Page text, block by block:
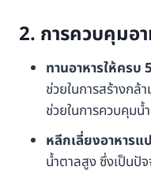
2. การควบคุมอ
ทานอาหารให้ครบ
ช่วยในการสร้างกล้
ช่วยในการควบคุมน้
หลีกเลี่ยงอาหารแ
น้ำตาลสูง ซึ่งเป็นปั